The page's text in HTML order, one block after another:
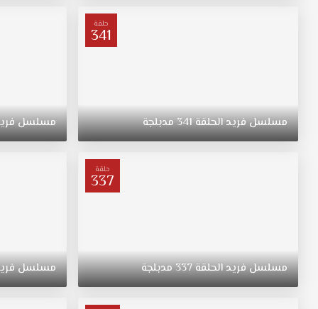
حلقة
341
مسلسلفريدالحلقة341مدبلجة مسلسل
حلقة
337
مسلسلفريدالحلقة337مدبلجة مسلسل